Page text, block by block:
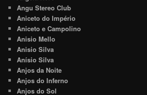
Angu Stereo Club
Aniceto do Império
Aniceto e Campolino
Anisio Mello
Anisio Silva
Anísio Silva
Anjos da Noite
Anjos do Inferno
Anjos do Sol